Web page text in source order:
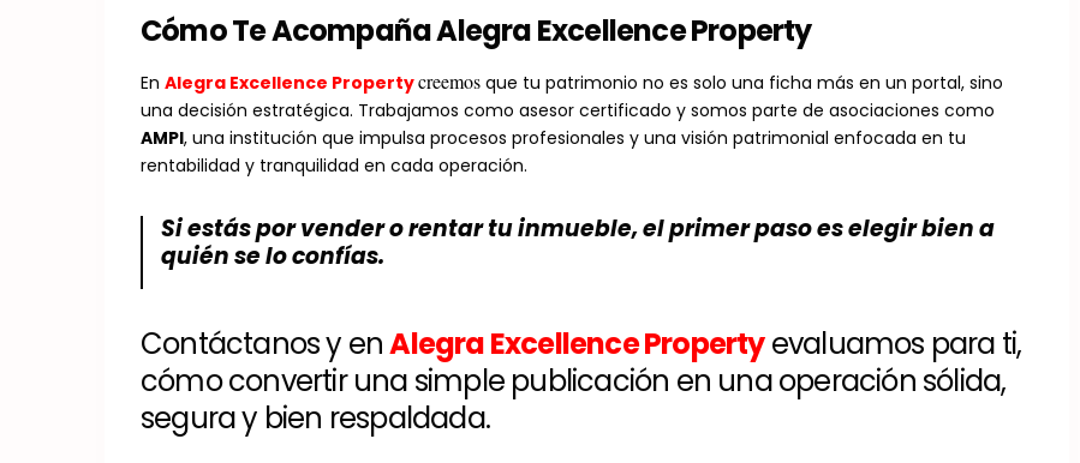
Cómo Te Acompaña Alegra Excellence Property
En Alegra Excellence Propertycreemos que tu patrimonio no es solo una ficha más en un portal, sino
una decisión estratégica. Trabajamos como asesor certificado y somos parte de asociaciones como
AMPI, una institución que impulsa procesos profesionales y una visión patrimonial enfocada en tu
rentabilidad y tranquilidad en cada operación.
Si estás por vender o rentar tu inmueble, el primer paso es elegir bien a
quién se lo confías.
Contáctanos y enAlegra Excellence Propertyevaluamos para ti,
cómo convertir una simple publicación en una operación sólida,
segura y bien respaldada.